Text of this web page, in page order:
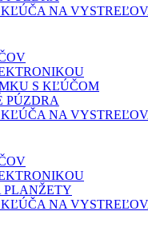
KĽÚČA NA
S KĽÚČOM
PÚZDRA
KĽÚČA NA
KĽÚČA NA